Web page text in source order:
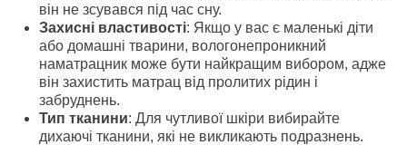
він не зсувався під час сну.
Захисні властивості: Якщо у вас є маленькі діти
або домашні тварини, вологонепроникний
наматрацник може бути найкращим вибором, адже
він захистить матрац від пролитих рідин і
забруднень.
Тип тканини: Для чутливої шкіри вибирайте
дихаючі тканини, які не викликають подразнень.